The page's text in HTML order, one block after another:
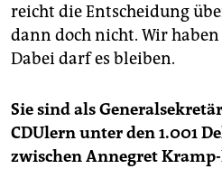
reicht die Entscheidung
dann doch nicht. Wir
Dabei darf es bleiben.
Sie sind als
CDUlern unter den 1.001
zwischen Annegret